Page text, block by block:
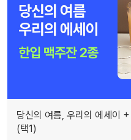
당신의 여름, 우리의 에세이
(택1)